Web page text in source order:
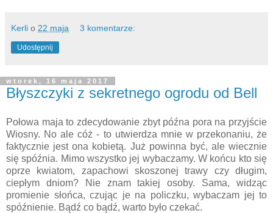
Kerli o 22 maja 3 komentarze:
Udostępnij
wtorek, 16 maja 2017
Błyszczyki z sekretnego ogrodu od Bell
Połowa maja to zdecydowanie zbyt późna pora na przyjście
Wiosny. No ale cóż - to utwierdza mnie w przekonaniu, że
faktycznie jest ona kobietą. Już powinna być, ale wiecznie
się spóźnia. Mimo wszystko jej wybaczamy. W końcu kto się
oprze kwiatom, zapachowi skoszonej trawy czy długim,
ciepłym dniom? Nie znam takiej osoby. Sama, widząc
promienie słońca, czując je na policzku, wybaczam jej to
spóźnienie. Bądź co bądź, warto było czekać.